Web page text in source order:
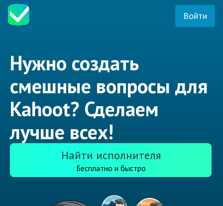
Войти
Нужно создать
смешные вопросы для
Kahoot? Сделаем
лучше всех!
Найти исполнителя
Бесплатно и быстро